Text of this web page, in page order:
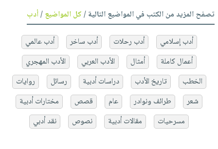
تصفح المزيد من الكتب في المواضيع التالية /كل المواضيع/أدب
أدب إسلامي أدب رحلات أدب ساخر
أدب عالمي
أعمال كاملة
أمثال الأدب العربي
الأدب المهجري
الخطب
تاريخ الأدب دراسات أدبية رسائل
روايات
شعر
طرائف ونوادر عام قصص
مختارات أدبية
مسرحيات
مقالات أدبية نصوص نقد أدبي